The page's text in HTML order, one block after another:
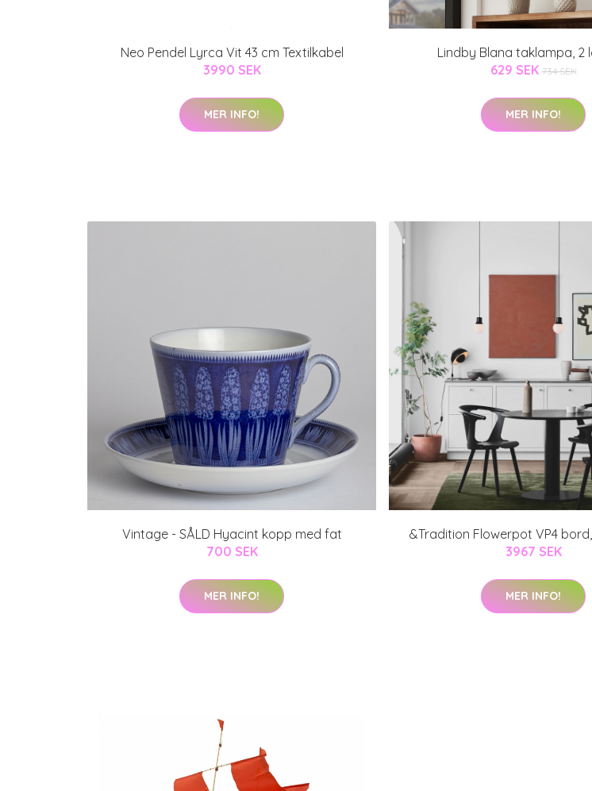
Neo Pendel Lyrca Vit 43 cm Textilkabel
3990 SEK
MER INFO!
Lindby Blana taklampa, 2
629 SEK 734 SEK
MER INFO!
Vintage - SÅLD Hyacint kopp med fat
700 SEK
MER INFO!
&Tradition Flowerpot VP4
3967 SEK
MER INFO!